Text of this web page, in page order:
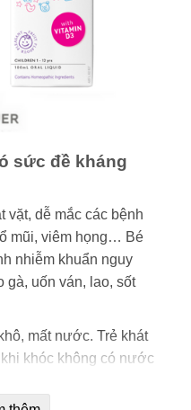
sức đề kháng
vặt, dễ mắc các bệnh
mũi, viêm họng… Bé
nhiễm khuẩn nguy
gà, uốn ván, lao, sốt
mất nước. Trẻ khát
khóc không có nước